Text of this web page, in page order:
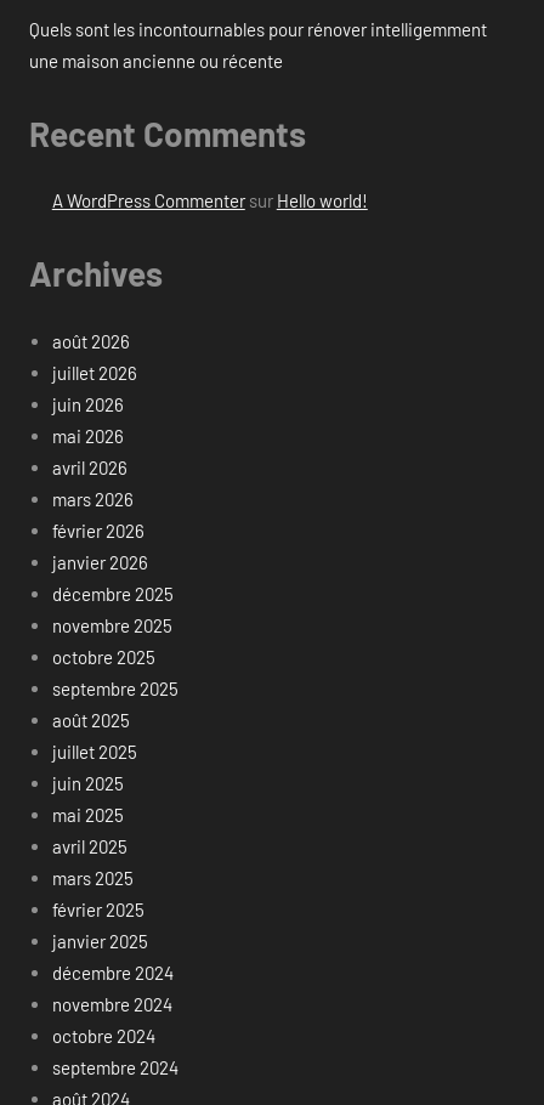
Quels sont les incontournables pour rénover intelligemment
une maison ancienne ou récente
Recent Comments
A WordPress Commentersur Hello world!
Archives
août 2026
juillet 2026
juin 2026
mai 2026
avril 2026
mars 2026
février 2026
janvier 2026
décembre 2025
novembre 2025
octobre 2025
septembre 2025
août 2025
juillet 2025
juin 2025
mai 2025
avril 2025
mars 2025
février 2025
janvier 2025
décembre 2024
novembre 2024
octobre 2024
septembre 2024
août 2024